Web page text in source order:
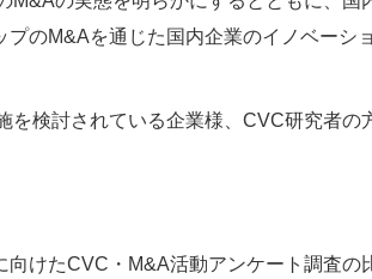
プのM&Aを通じた国内企業のイノベー
検討されている企業様、CVC研究者の
けたCVC・M&A活動アンケート調査の